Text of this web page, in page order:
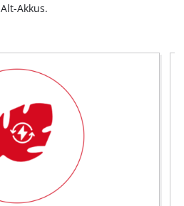
Alt-Akkus.